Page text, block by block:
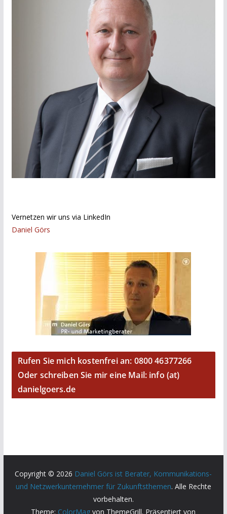
Vernetzen wir uns via LinkedIn
Daniel Görs
Rufen Sie mich kostenfrei an: 0800 46377266
Oder schreiben Sie mir eine Mail: info (at)
danielgoers.de
Copyright © 2026 Daniel Görs ist Berater, Kommunikations-
und Netzwerkunternehmer für Zukunftsthemen. Alle Rechte
vorbehalten.
Theme: ColorMag von ThemeGrill. Präsentiert von